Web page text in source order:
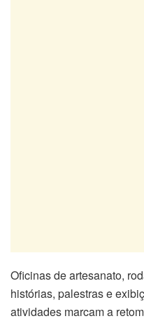
Oficinas de artesanato,
histórias, palestras e
atividades marcam a